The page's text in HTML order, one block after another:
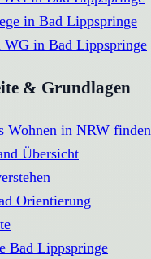
in Bad Lippspringe
WG in Bad Lippspringe
& Grundlagen
Wohnen in NRW finden
Übersicht
Orientierung
Bad Lippspringe